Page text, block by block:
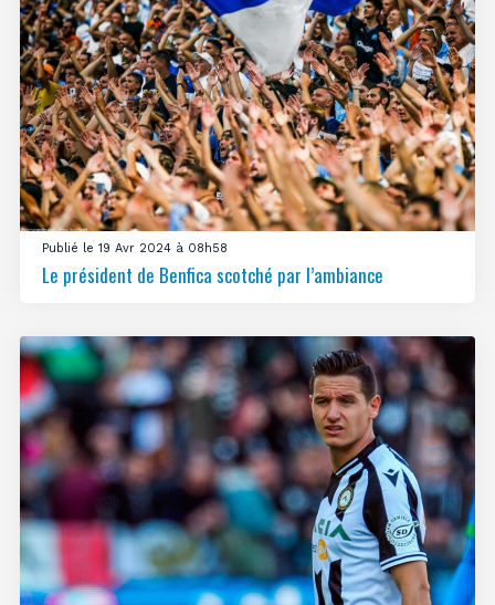
Publié le 19 Avr 2024 à 08h58
Le président de Benfica scotché par l’ambiance